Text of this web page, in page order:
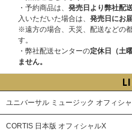
・予約商品は、 発売日より弊社配
入いただいた場合は、 発売日にお
※遠方の場合、天災、配送などの
す。
・弊社配送センターの定休日（土
ません。
ユニバーサル ミュージック オフィシ
CORTIS 日本版 オフィシャルX